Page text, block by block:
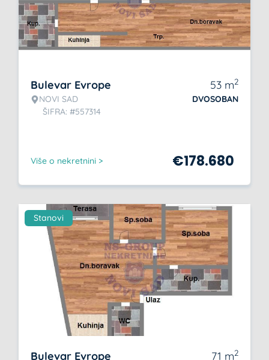
Bulevar Evrope
NOVI SAD
ŠIFRA: #557314
53 m2
DVOSOBAN
Više o nekretnini > €178.680
Stanovi
Bulevar Evrope 71 m2